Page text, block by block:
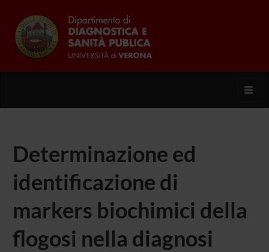
Determinazione ed
identificazione di
markers biochimici della
flogosi nella diagnosi